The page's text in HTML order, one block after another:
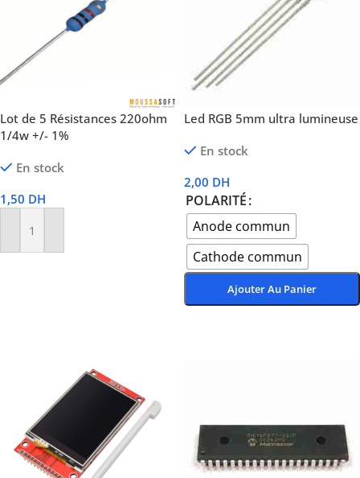
Lot de 5 Résistances 220ohm
1/4w +/- 1%
En stock
1,50 DH
Ajouter Au Panier
Led RGB 5mm ultra lumineuse
En stock
2,00 DH
POLARITÉ
Anode commun
Cathode commun
Ajouter Au Panier